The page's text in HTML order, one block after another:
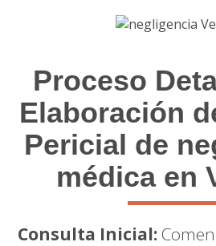
Proceso
Elaboración
Pericial de
médica en
Consulta Inicial: